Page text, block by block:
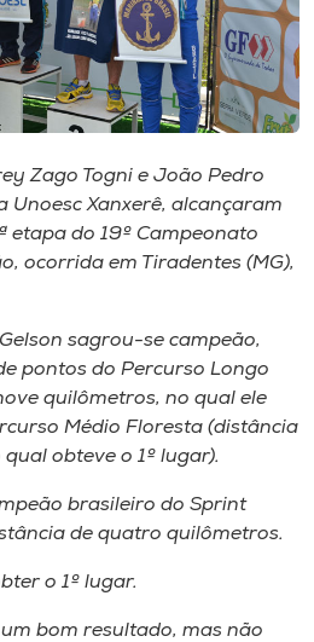
Zago Togni e João Pedro
Unoesc Xanxerê, alcançaram
etapa do 19º Campeonato
ocorrida em Tiradentes (MG),
sagrou-se campeão,
pontos do Percurso Longo
quilômetros, no qual ele
Médio Floresta (distância
obteve o 1º lugar).
brasileiro do Sprint
de quatro quilômetros.
o 1º lugar.
bom resultado, mas não